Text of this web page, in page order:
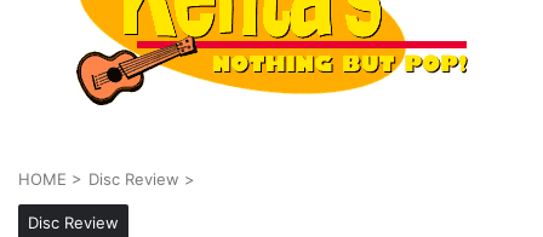
HOME > Disc Review >
Disc Review